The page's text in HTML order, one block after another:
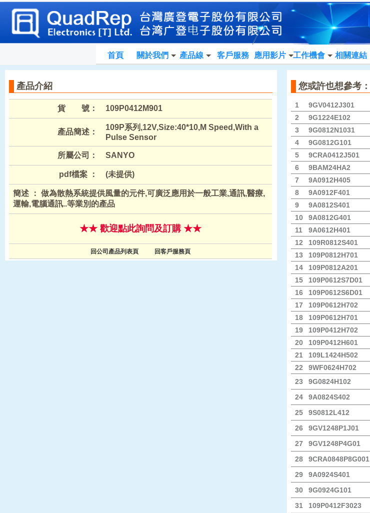
首頁 關於我們 產品線 客戶服務 應用影片 工作機會 相關連結
產品介紹
貨 號： 109P0412M901
產品簡述：
109P系列,12V,Size:40*10,M Speed,With a
Pulse Sensor
所屬公司： SANYO
pdf檔案 ： (未提供)
簡述 ： 做為散熱系統提供風量的元件,可廣泛應用於一般工業,通訊,醫療,
運輸,電腦通訊..等業別的產品
★★ 歡迎點此詢問及訂購 ★★
回公司產品列表頁 回客戶服務頁
您或許也想參考：
1 9GV0412J301
2
9G1224E102
3
9G0812N1031
4
9G0812G101
5
9CRA0412J501
6
9BAM24HA2
7
9A0912H405
8
9A0912F401
9
9A0812S401
10
9A0812G401
11
9A0612H401
12
109R0812S401
13
109P0812H701
14
109P0812A201
15
109P0612S7D01
16
109P0612S6D01
17
109P0612H702
18
109P0612H701
19
109P0412H702
20
109P0412H601
21
109L1424H502
22
9WF0624H702
23
9G0824H102
24
9A0824S402
25
9S0812L412
26
9GV1248P1J01
27
9GV1248P4G01
28
9CRA0848P8G001
29
9A0924S401
30
9G0924G101
31
109P0412F3023